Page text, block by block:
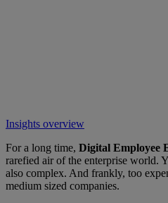
Insights overview
For a long time, Digital Employee
rarefied air of the enterprise world.
also complex. And frankly, too
medium sized companies.